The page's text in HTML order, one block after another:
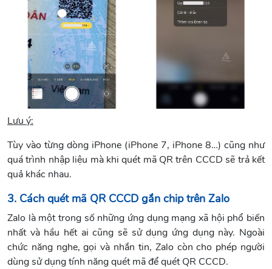
Lưu ý:
Tùy vào từng dòng iPhone (iPhone 7, iPhone 8…) cũng như
quá trình nhập liệu mà khi quét mã QR trên CCCD sẽ trả kết
quả khác nhau.
3. Cách quét mã QR CCCD gắn chip trên Zalo
Zalo là một trong số những ứng dụng mạng xã hội phổ biến
nhất và hầu hết ai cũng sẽ sử dụng ứng dụng này. Ngoài
chức năng nghe, gọi và nhắn tin, Zalo còn cho phép người
dùng sử dụng tính năng quét mã để quét QR CCCD.